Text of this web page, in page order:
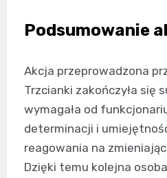
Podsumowanie
Akcja przeprowadzona
Trzcianki zakończyła się
wymagała od
determinacji i
reagowania na
Dzięki temu kolejna